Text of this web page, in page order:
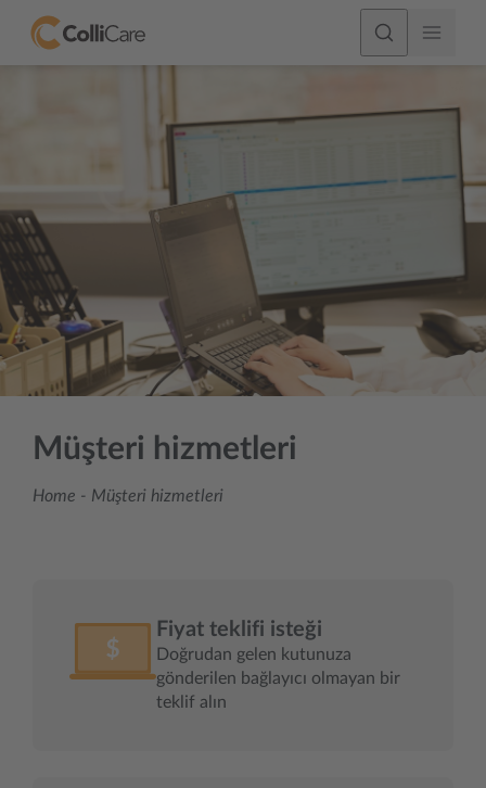
Müşteri hizmetleri
Home - Müşteri hizmetleri
Fiyat teklifi isteği
Doğrudan gelen kutunuza
gönderilen bağlayıcı olmayan bir
teklif alın